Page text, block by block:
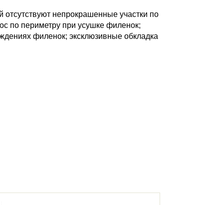
отсутствуют непрокрашенные участки по
по периметру при усушке филенок;
филенок; эксклюзивные обкладка